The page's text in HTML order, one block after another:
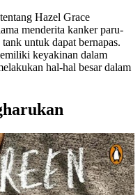
Hazel Grace
menderita kanker paru-
untuk dapat bernapas.
keyakinan dalam
hal-hal besar dalam